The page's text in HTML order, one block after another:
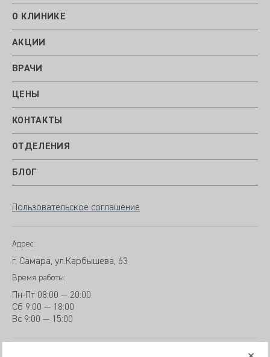
О КЛИНИКЕ
АКЦИИ
ВРАЧИ
ЦЕНЫ
КОНТАКТЫ
ОТДЕЛЕНИЯ
БЛОГ
Пользовательское соглашение
Адрес:
г. Самара, ул.Карбышева, 63
Время работы:
Пн-Пт 08:00 — 20:00
Сб 9:00 — 18:00
Вс 9:00 — 15:00